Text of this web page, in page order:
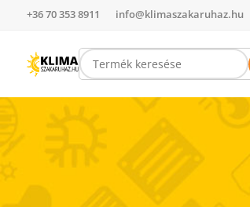
+36 70 353 8911 info@klimaszakaruhaz.hu